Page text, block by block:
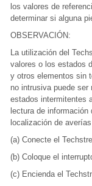
los valores de
determinar si alguna
OBSERVACIÓN:
La utilización del
valores o los estados
y otros elementos sin
no intrusiva puede
estados intermitentes
lectura de
localización de
(a) Conecte el
(b) Coloque el
(c) Encienda el